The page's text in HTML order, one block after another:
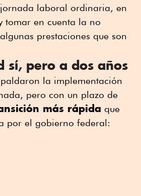
laboral ordinaria, en
tomar en cuenta la no
prestaciones que son
sí, pero a dos años
la implementación
pero con un plazo de
más rápida que
por el gobierno federal: